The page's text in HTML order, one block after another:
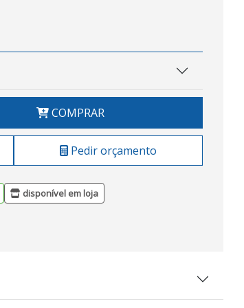
COMPRAR
Pedir orçamento
disponível em loja